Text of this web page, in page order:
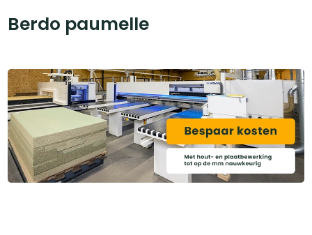
Berdo paumelle